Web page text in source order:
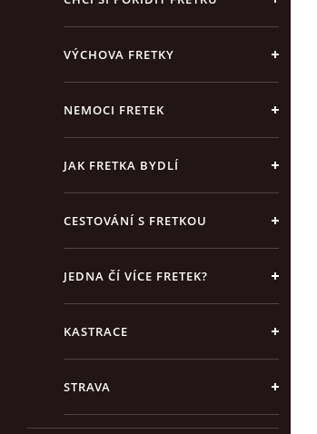
VÝCHOVA FRETKY
NEMOCI FRETEK
JAK FRETKA BYDLÍ
CESTOVÁNÍ S FRETKOU
JEDNA ČÍ VÍCE FRETEK?
KASTRACE
STRAVA